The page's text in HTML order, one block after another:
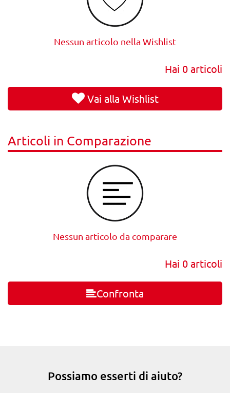
Nessun articolo nella Wishlist
Hai 0 articoli
Vai alla Wishlist
Articoli in Comparazione
Nessun articolo da comparare
Hai 0 articoli
Confronta
Possiamo esserti di aiuto?